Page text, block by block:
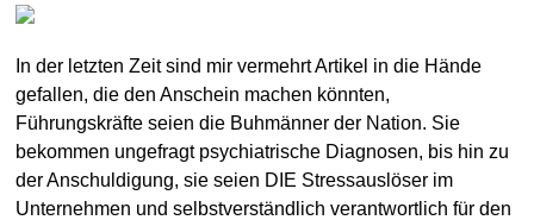
In der letzten Zeit sind mir vermehrt Artikel in die Hände
gefallen, die den Anschein machen könnten,
Führungskräfte seien die Buhmänner der Nation. Sie
bekommen ungefragt psychiatrische Diagnosen, bis hin zu
der Anschuldigung, sie seien DIE Stressauslöser im
Unternehmen und selbstverständlich verantwortlich für den